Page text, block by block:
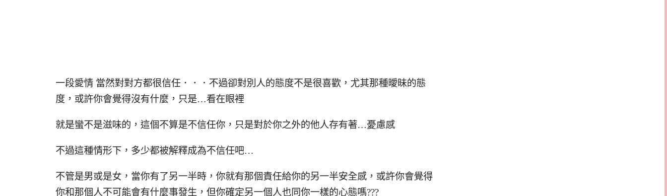
一段愛情 當然對對方都很信任．．．不過卻對別人的態度不是很喜歡，尤其那種曖昧的態
度，或許你會覺得沒有什麼，只是…看在眼裡
就是蠻不是滋味的，這個不算是不信任你，只是對於你之外的他人存有著…憂慮感
不過這種情形下，多少都被解釋成為不信任吧…
不管是男或是女，當你有了另一半時，你就有那個責任給你的另一半安全感，或許你會覺得
你和那個人不可能會有什麼事發生，但你確定另一個人也同你一樣的心態嗎???